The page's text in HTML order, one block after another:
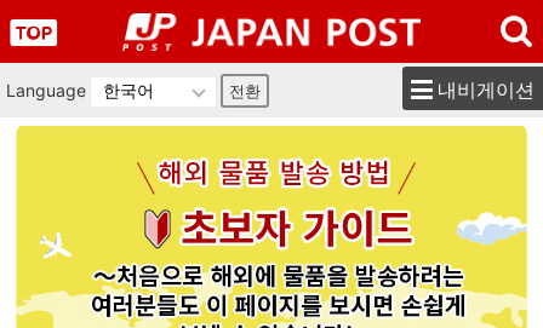
Language 내비게이션